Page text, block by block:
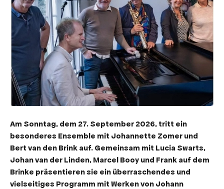
Am Sonntag, dem 27. September 2026, tritt ein
besonderes Ensemble mit Johannette Zomer und
Bert van den Brink auf. Gemeinsam mit Lucia Swarts,
Johan van der Linden, Marcel Booy und Frank auf dem
Brinke präsentieren sie ein überraschendes und
vielseitiges Programm mit Werken von Johann